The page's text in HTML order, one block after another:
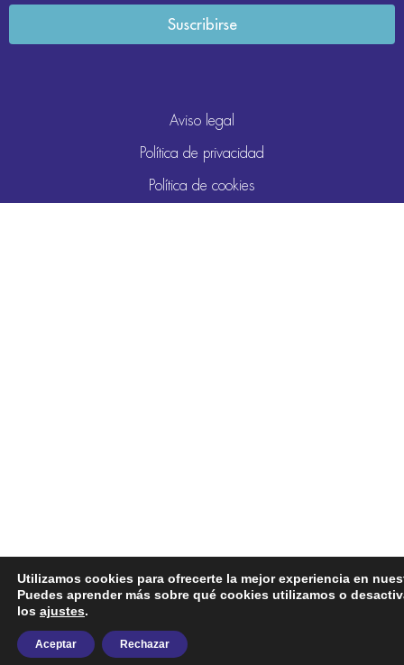
Aviso legal
Política de privacidad
Política de cookies
Utilizamos cookies para ofrecerte la mejor experiencia en
Puedes aprender más sobre qué cookies utilizamos o
los ajustes.
Aceptar Rechazar